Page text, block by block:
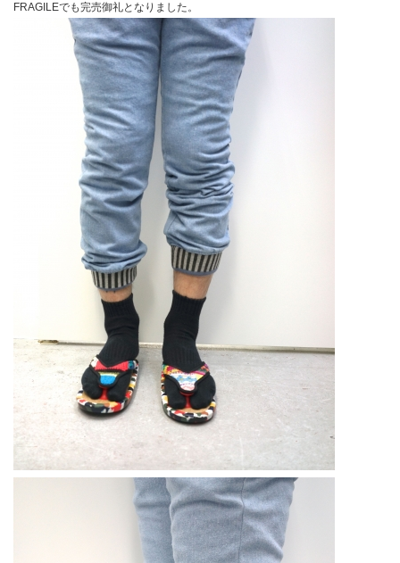
FRAGILEでも完売御礼となりました。